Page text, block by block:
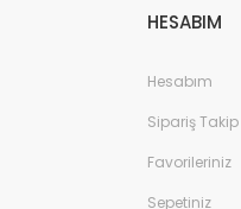
HESABIM
Hesabım
Sipariş Takip
Favorileriniz
Sepetiniz